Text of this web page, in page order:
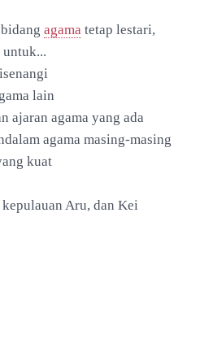
agama tetap lestari,
lain
ajaran agama yang ada
agama masing-masing
kuat
Aru, dan Kei